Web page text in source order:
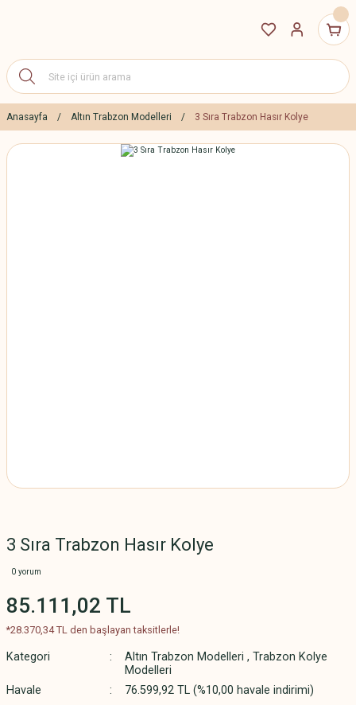
Anasayfa Altın Trabzon Modelleri 3 Sıra Trabzon Hasır Kolye
3 Sıra Trabzon Hasır Kolye
0 yorum
85.111,02 TL
*28.370,34 TL den başlayan taksitlerle!
Kategori Altın Trabzon Modelleri , Trabzon Kolye
Modelleri
Havale
76.599,92 TL (%10,00 havale indirimi)